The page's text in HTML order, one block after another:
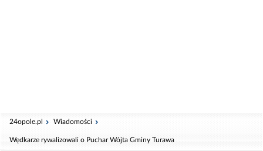
24opole.pl Wiadomości
Wędkarze rywalizowali o Puchar Wójta Gminy Turawa